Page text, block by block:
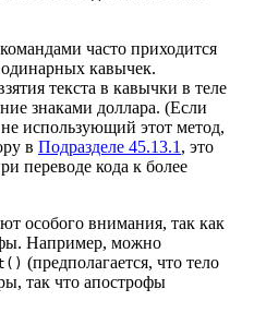
часто приходится
кавычек.
текста в кавычки в теле
знаками доллара. (Если
использующий этот метод,
в Подразделе 45.13.1 , это
переводе кода к более
особого внимания, так как
Например, можно
(предполагается, что тело
так что апострофы